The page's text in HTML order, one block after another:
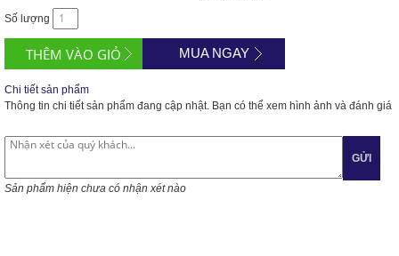
Số lượng
MUA NGAY
Chi tiết sản phẩm
Thông tin chi tiết sản phẩm đang cập nhật. Bạn có thể xem hình ảnh và đánh giá
GỬI
Sản phẩm hiện chưa có nhận xét nào